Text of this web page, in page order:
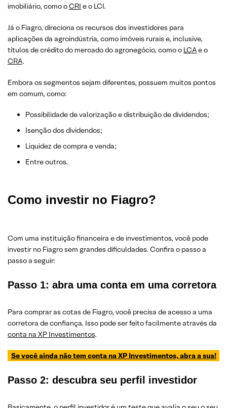
imobiliário, como oCRI e o LCI.
Já o Fiagro, direciona os recursos dos investidores para
aplicações da agroindústria, como imóveis rurais e, inclusive,
títulos de crédito do mercado do agronegócio, como o LCAe o
CRA.
Embora os segmentos sejam diferentes, possuem muitos pontos
em comum, como:
Possibilidade de valorização e distribuição de dividendos;
Isenção dos dividendos;
Liquidez de compra e venda;
Entre outros.
Como investir no Fiagro?
Com uma instituição financeira e de investimentos, você pode
investir no Fiagro sem grandes dificuldades. Confira o passo a
passo a seguir:
Passo 1: abra uma conta em uma corretora
Para comprar as cotas de Fiagro, você precisa de acesso a uma
corretora de confiança. Isso pode ser feito facilmente através da
conta na XP Investimentos.
Se você ainda não tem conta na XP Investimentos, abra a sua!
Passo 2: descubra seu perfil investidor